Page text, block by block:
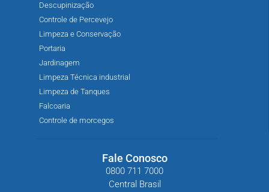
Descupinização
Controle de Percevejo
Limpeza e Conservação
Portaria
Jardinagem
Limpeza Técnica industrial
Limpeza de Tanques
Falcoaria
Controle de morcegos
Fale Conosco
0800 711 7000
Central Brasil